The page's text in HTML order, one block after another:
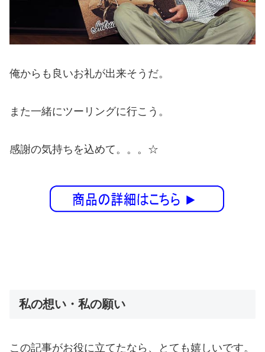
俺からも良いお礼が出来そうだ。
また一緒にツーリングに行こう。
感謝の気持ちを込めて。。。☆
私の想い・私の願い
この記事がお役に立てたなら、とても嬉しいです。